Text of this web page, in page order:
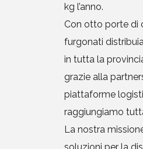
kg l’anno.
Con otto porte di
furgonati
in tutta la
grazie alla
piattaforme
raggiungiamo
La nostra